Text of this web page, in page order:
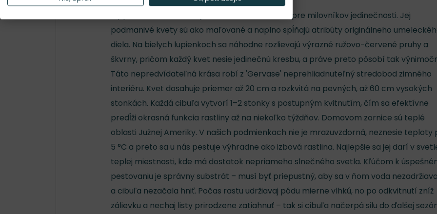
Hippeastrum 'Gervase' je zornica ako stvorená pre milovníkov jedinečnosti. Jej
podmanivé kvety sú ako maľované a naplno spĺňajú atribúty originálneho
diela. Na bielych lupienkoch sa náhodne rozlievajú výrazné ružovo-červené pruhy a
škvrny, pričom každý kvet nesie jedinečnú kresbu, a práve preto pôsobí tak
Táto nepredvídateľná krása robí z 'Gervase' neprehliadnuteľný stredobod zimného
interiéru. Kvet dosahuje priemer až 20 cm a rozkvitá na pevných, až 60 cm vysokých
stonkách. Každá cibuľa vytvorí 1–2 stonky s postupným kvitnutím, čím sa efektívne
predĺži okrasná funkcia rastliny až na niekoľko týždňov. Domovom zornice sú teplé
oblasti Južnej Ameriky. V našich podmienkach nie je mrazuvzdorná, neznesie teploty
5 °C a preto sa u nás pestuje výhradne ako izbová rastlina. Najlepšie sa jej darí v
teplej miestnosti, kde má dostatok nepriameho slnečného svetla. Kľúčom k
pestovaniu je správny substrát – musí byť priepustný, aby sa v ňom voda
a cibuľa nezačala hniť. Počas rastu udržiavaj pôdu mierne vlhkú, no po odkvitnutí zníž
zálievku a nechaj listy prirodzene zatiahnuť – tak si cibuľa načerpá silu do ďalšej